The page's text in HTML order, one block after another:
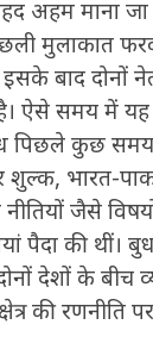
अहम माना जा
मुलाकात
इसके बाद दोनों
है। ऐसे समय में
पिछले कुछ
शुल्क, भारत-
जैसे
पैदा की थीं।
देशों के बीच
की रणनीति